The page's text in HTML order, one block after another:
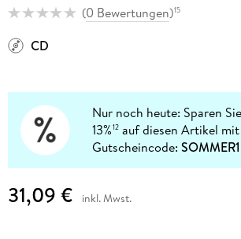
(0 Bewertungen)15
CD
Nur noch heute: Sparen
13%12 auf diesen Artikel
Gutscheincode:
31,09 € inkl. Mwst.